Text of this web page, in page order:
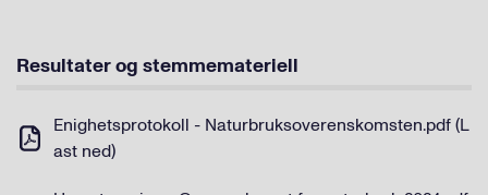
Resultater og stemmemateriell
Enighetsprotokoll - Naturbruksoverenskomsten.pdf (L
ast ned)